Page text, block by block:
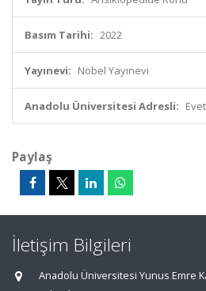
Basım Tarihi: 2022
Yayınevi: Nobel Yayınevi
Anadolu Üniversitesi Adresli: Evet
Paylaş
İletişim Bilgileri
Anadolu Üniversitesi Yunus Emre